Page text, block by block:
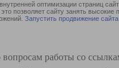
оптимизации страниц
позволяет сайту занять
Запустить продвижение сайта
работы со